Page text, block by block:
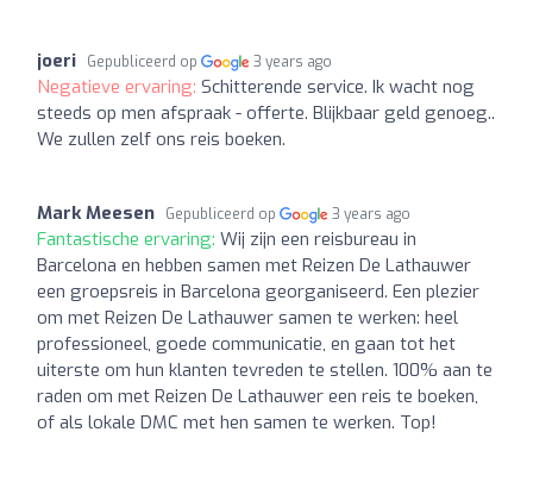
joeri Gepubliceerd op 3 years ago
Negatieve ervaring: Schitterende service. Ik wacht nog
steeds op men afspraak - offerte. Blijkbaar geld genoeg..
We zullen zelf ons reis boeken.
Mark Meesen Gepubliceerd op 3 years ago
Fantastische ervaring: Wij zijn een reisbureau in
Barcelona en hebben samen met Reizen De Lathauwer
een groepsreis in Barcelona georganiseerd. Een plezier
om met Reizen De Lathauwer samen te werken: heel
professioneel, goede communicatie, en gaan tot het
uiterste om hun klanten tevreden te stellen. 100% aan te
raden om met Reizen De Lathauwer een reis te boeken,
of als lokale DMC met hen samen te werken. Top!